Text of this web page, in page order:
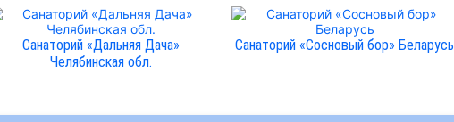
Санаторий «Дальняя Дача»
Челябинская обл.
Санаторий «Сосновый бор» Беларусь